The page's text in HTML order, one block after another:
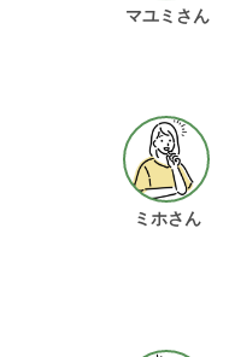
マユミさん
ミホさん